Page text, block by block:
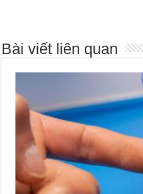
Bài viết liên quan